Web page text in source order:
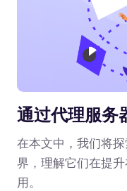
通过代理服务
在本文中，我们将
界，理解它们在提
用。